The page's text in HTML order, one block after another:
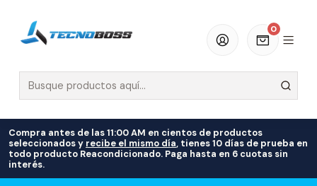
0
Compra antes de las 11:00 AM en cientos de productos
seleccionados y recibe el mismo día, tienes 10 días de prueba en
todo producto Reacondicionado. Paga hasta en 6 cuotas sin
interés.